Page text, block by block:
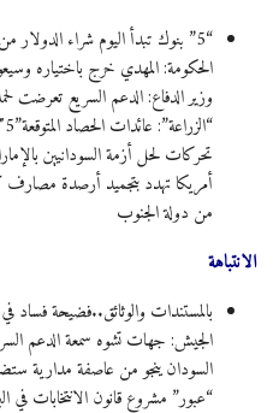
“5” بنوك تبدأ اليوم شراء الدولار من الجمهور نقداً
الحكومة: المهدي خرج باختياره
وزير الدفاع: الدعم السريع تعرضت
“الزراعة”: عائدات الحصاد المتوقعة”5″ مليارات دولار
تحركات لحل أزمة السودانيين
أمريكا تهدد بتجميد أرصدة مصارف
من دولة الجنوب
الانتباهة
بالمستندات والوثائق..فضيحة فساد
الجيش: جهات تشوه سمعة الدعم
السودان ينجو من عاصفة مدارية
“عبور” مشروع قانون الانتخابات في